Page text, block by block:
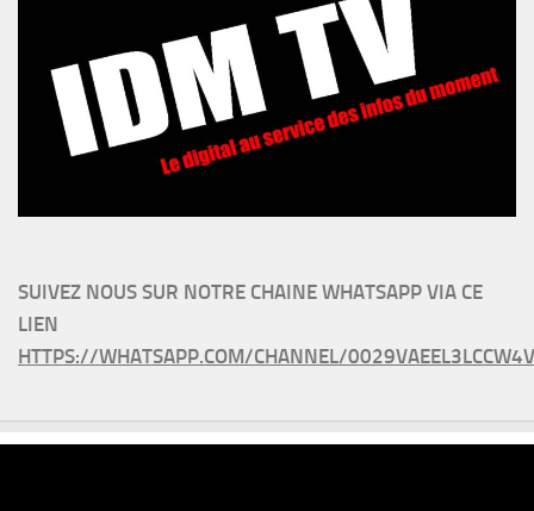
SUIVEZ NOUS SUR NOTRE CHAINE WHATSAPP VIA CE
LIEN
HTTPS://WHATSAPP.COM/CHANNEL/